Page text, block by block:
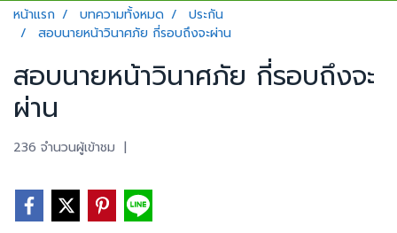
หน้าแรก บทความทั้งหมด
ประกัน
สอบนายหน้าวินาศภัย กี่รอบถึงจะผ่าน
สอบนายหน้าวินาศภัย กี่รอบถึงจะ
ผ่าน
236 จำนวนผู้เข้าชม |